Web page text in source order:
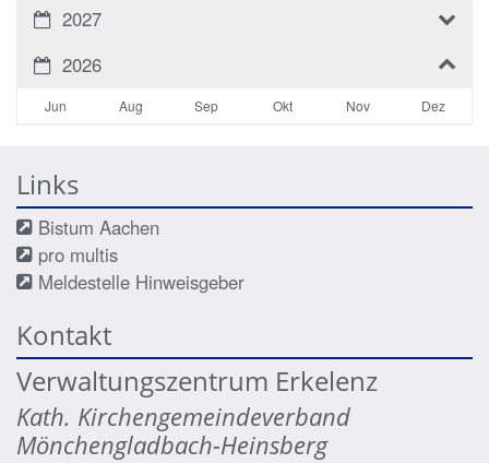
2027
2026
Jun Aug Sep Okt Nov Dez
Links
Bistum Aachen
pro multis
Meldestelle Hinweisgeber
Kontakt
Verwaltungszentrum Erkelenz
Kath. Kirchengemeindeverband
Mönchengladbach-Heinsberg